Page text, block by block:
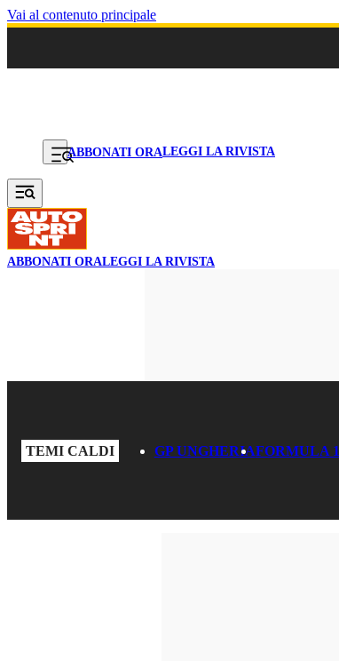
Vai al contenuto principale
ABBONATI ORALEGGI LA RIVISTA
ABBONATI ORALEGGI LA RIVISTA
TEMI CALDI GP UNGHERIAFORMULA 1